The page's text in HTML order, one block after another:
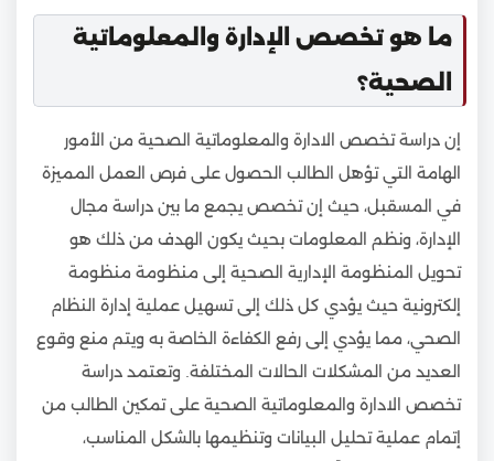
ما هو تخصص الإدارة والمعلوماتية
الصحية؟
إن دراسة تخصص الادارة والمعلوماتية الصحية من الأمور
الهامة التي تؤهل الطالب الحصول على فرص العمل المميزة
في المسقبل، حيث إن تخصص يجمع ما بين دراسة مجال
الإدارة، ونظم المعلومات بحيث يكون الهدف من ذلك هو
تحويل المنظومة الإدارية الصحية إلى منظومة منظومة
إلكترونية حيث يؤدي كل ذلك إلى تسهيل عملية إدارة النظام
الصحي، مما يؤدي إلى رفع الكفاءة الخاصة به ويتم منع وقوع
العديد من المشكلات الحالات المختلفة. وتعتمد دراسة
تخصص الادارة والمعلوماتية الصحية على تمكين الطالب من
إتمام عملية تحليل البيانات وتنظيمها بالشكل المناسب،